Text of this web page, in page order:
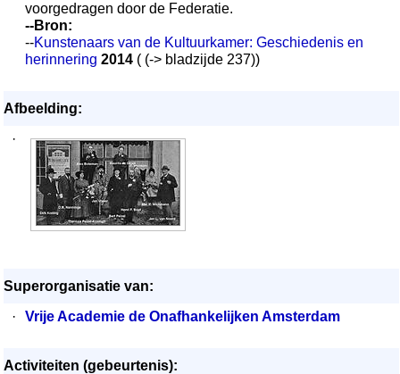
voorgedragen door de Federatie.
--Bron:
--Kunstenaars van de Kultuurkamer: Geschiedenis en
herinnering 2014 ( (-> bladzijde 237))
Afbeelding:
·
Superorganisatie van:
·
Vrije Academie de Onafhankelijken Amsterdam
Activiteiten (gebeurtenis):